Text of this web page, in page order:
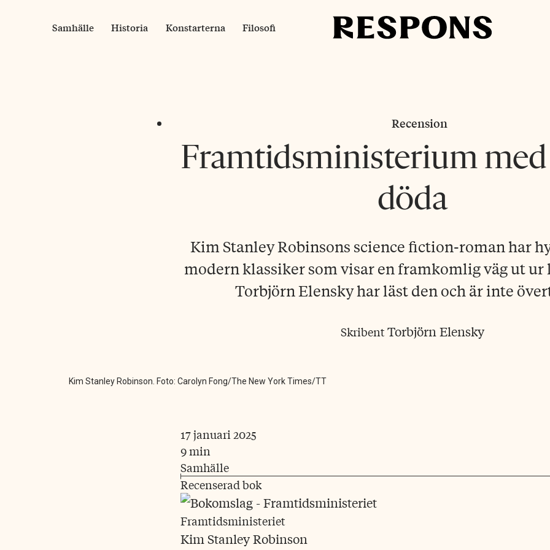
Samhälle Historia Konstarterna Filosofi
Recension
Framtidsministerium
döda
Kim Stanley Robinsons science fiction-roman har
modern klassiker som visar en framkomlig väg ut
Torbjörn Elensky har läst den och är inte
SkribentTorbjörn Elensky
Kim Stanley Robinson. Foto: Carolyn Fong/The New York Times/TT
17 januari 2025
9 min
Samhälle
Recenserad bok
Framtidsministeriet
Kim Stanley Robinson